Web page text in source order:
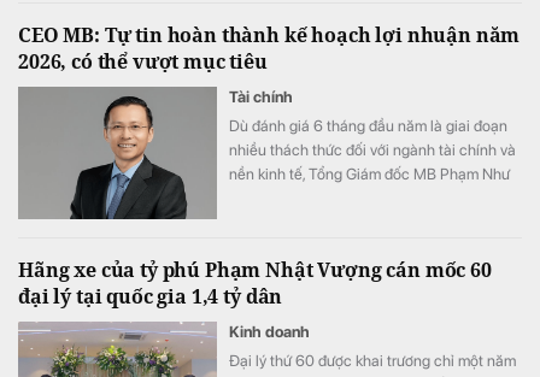
CEO MB: Tự tin hoàn thành kế hoạch lợi nhuận năm
2026, có thể vượt mục tiêu
Tài chính
Dù đánh giá 6 tháng đầu năm là giai đoạn
nhiều thách thức đối với ngành tài chính và
nền kinh tế, Tổng Giám đốc MB Phạm Như
ra.
Hãng xe của tỷ phú Phạm Nhật Vượng cán mốc 60
đại lý tại quốc gia 1,4 tỷ dân
Kinh doanh
Đại lý thứ 60 được khai trương chỉ một năm